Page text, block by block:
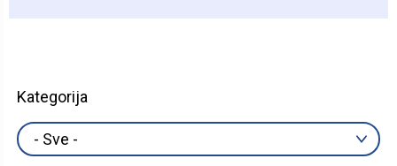
Kategorija